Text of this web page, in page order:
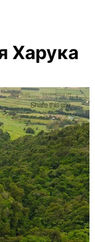
Харука